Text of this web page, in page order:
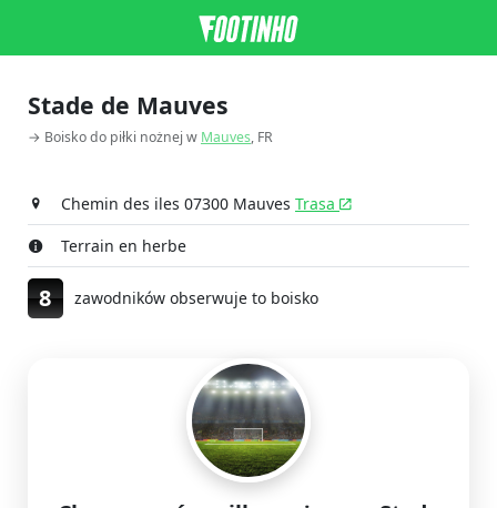
Stade de Mauves
→ Boisko do piłki nożnej w Mauves, FR
Chemin des iles 07300 Mauves Trasa
Terrain en herbe
8 zawodników obserwuje to boisko